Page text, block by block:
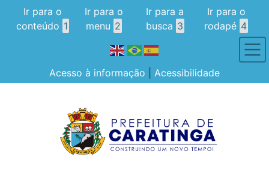
Ir para o
conteúdo 1
Ir para o
menu 2
Ir para a
busca 3
Ir para o
rodapé 4
Acesso à informação Acessibilidade